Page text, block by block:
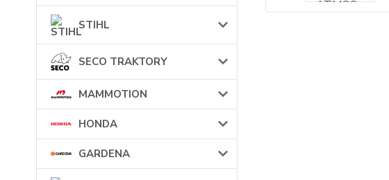
STIHL
SECO TRAKTORY
MAMMOTION
HONDA
GARDENA